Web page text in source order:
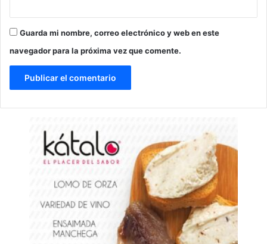
Guarda mi nombre, correo electrónico y web en este
navegador para la próxima vez que comente.